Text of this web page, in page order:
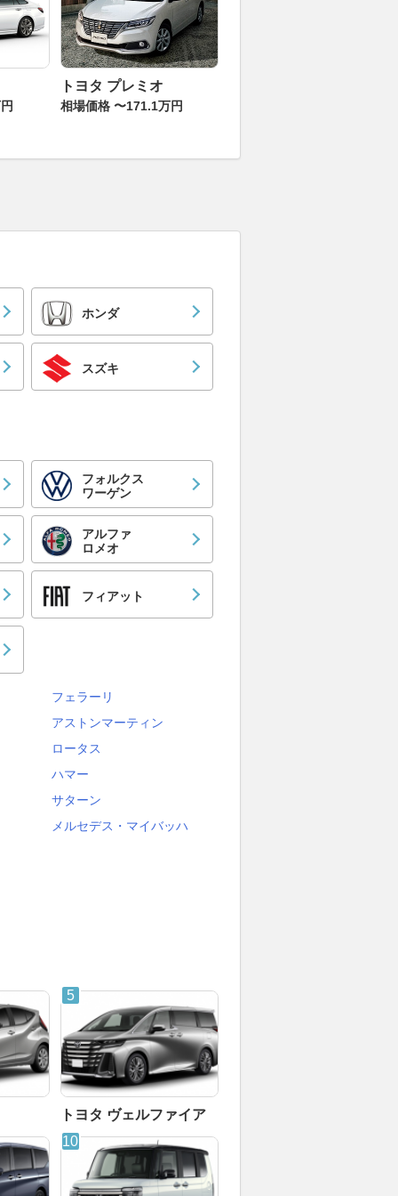
トヨタ プレミオ
相場価格 〜171.1万円
ホンダ
スズキ
フォルクス
ワーゲン
アルファ
ロメオ
フィアット
フェラーリ
アストンマーティン
ロータス
ハマー
サターン
メルセデス・マイバッハ
トヨタ ヴェルファイア